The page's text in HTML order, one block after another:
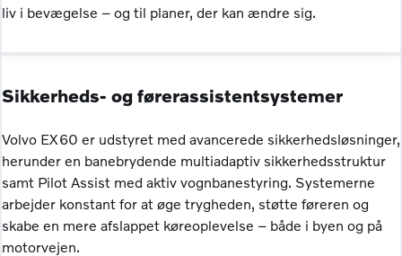
liv i bevægelse – og til planer, der kan ændre sig.
Sikkerheds- og førerassistentsystemer
Volvo EX60 er udstyret med avancerede sikkerhedsløsninger,
herunder en banebrydende multiadaptiv sikkerhedsstruktur
samt Pilot Assist med aktiv vognbanestyring. Systemerne
arbejder konstant for at øge trygheden, støtte føreren og
skabe en mere afslappet køreoplevelse – både i byen og på
motorvejen.